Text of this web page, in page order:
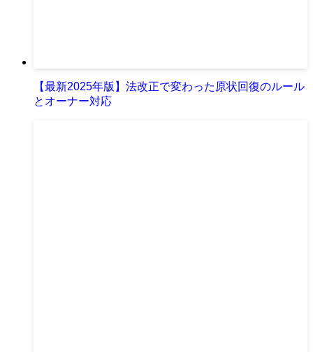
【最新2025年版】法改正で変わった原状回復のルール
とオーナー対応